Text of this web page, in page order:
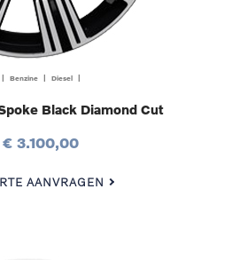
| Benzine | Diesel |
Black Diamond Cut
€ 3.100,00
AANVRAGEN